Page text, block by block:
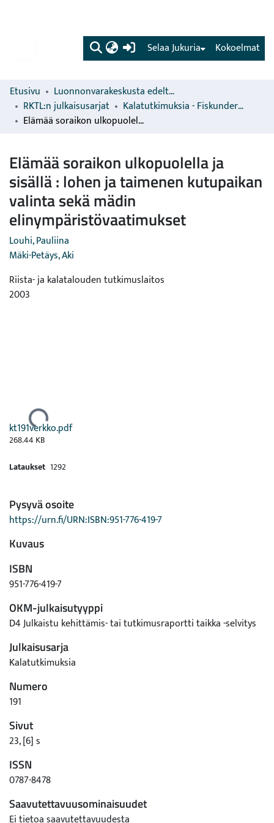
(current) Kokoelmat
Selaa Jukuria
Etusivu
Luonnonvarakeskusta edeltävien organisaatioiden sarjat
RKTL:n julkaisusarjat
Kalatutkimuksia - Fiskundersökningar
Elämää soraikon ulkopuolella ja sisällä : lohen ja taimenen kutupaikan valinta sekä mädin elinympäristövaatimukset
Elämää soraikon ulkopuolella ja
sisällä : lohen ja taimenen kutupaikan
valinta sekä mädin
elinympäristövaatimukset
Louhi, Pauliina
Mäki-Petäys, Aki
Riista- ja kalatalouden tutkimuslaitos
2003
Ladataan...
kt191verkko.pdf
268.44 KB
Lataukset 1292
Pysyvä osoite
https://urn.fi/URN:ISBN:951-776-419-7
Kuvaus
ISBN
951-776-419-7
OKM-julkaisutyyppi
D4 Julkaistu kehittämis- tai tutkimusraportti taikka -selvitys
Julkaisusarja
Kalatutkimuksia
Numero
191
Sivut
23, [6] s
ISSN
0787-8478
Saavutettavuusominaisuudet